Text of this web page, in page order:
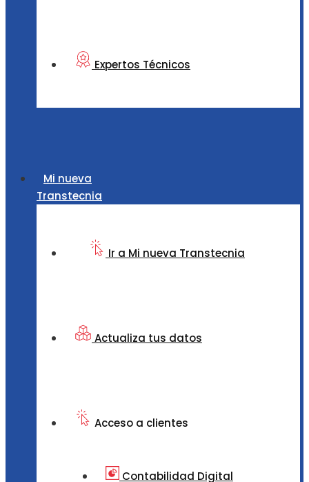
Expertos Técnicos
Mi nueva
Transtecnia
Ir a Mi nueva Transtecnia
Actualiza tus datos
Acceso a clientes
Contabilidad Digital